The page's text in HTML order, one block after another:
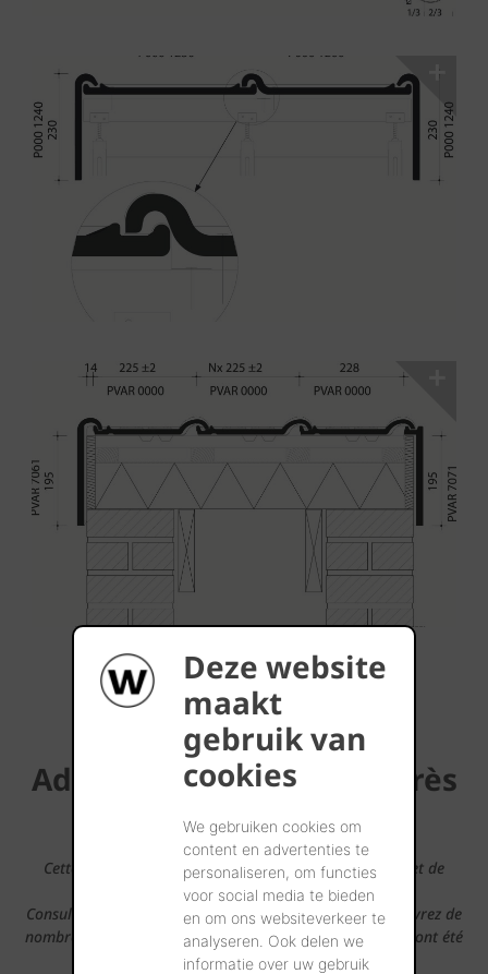
Deze website
maakt
gebruik van
cookies
We gebruiken cookies om
content en advertenties te
personaliseren, om functies
voor social media te bieden
en om ons websiteverkeer te
analyseren. Ook delen we
informatie over uw gebruik
...Télécharger plus
Adresses de références près
de chez vous
Cette tuile en terre cuite semble convenir à votre projet de
construction?
Consultez alors notre outil Maisons Inspirantes et découvrez de
nombreuses maisons de référence dans votre région qui ont été
construites avec cette tuile.